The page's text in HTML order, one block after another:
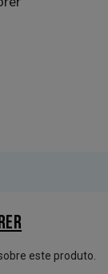
este produto.